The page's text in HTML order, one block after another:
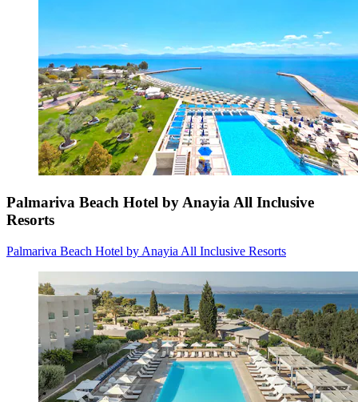
Palmariva Beach Hotel by Anayia All Inclusive
Resorts
Palmariva Beach Hotel by Anayia All Inclusive Resorts